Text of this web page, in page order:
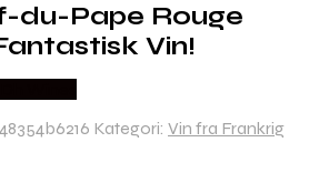
du-Pape Rouge
Vin!
Kategori: Vin fra Frankrig